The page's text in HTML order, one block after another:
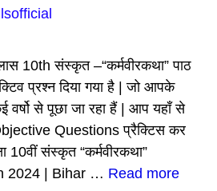
10th संस्कृत –“कर्मवीरकथा” पाठ
प्रश्न दिया गया है | जो आपके
कई वर्षो से पूछा जा रहा हैं | आप यहाँ से
Questions प्रैक्टिस कर
10वीं संस्कृत “कर्मवीरकथा”
2024 | Bihar … Read more